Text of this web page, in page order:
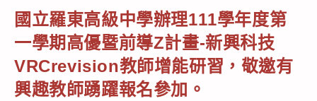
國立羅東高級中學辦理111學年度第
一學期高優暨前導Z計畫-新興科技
VRCrevision教師增能研習，敬邀有
興趣教師踴躍報名參加。